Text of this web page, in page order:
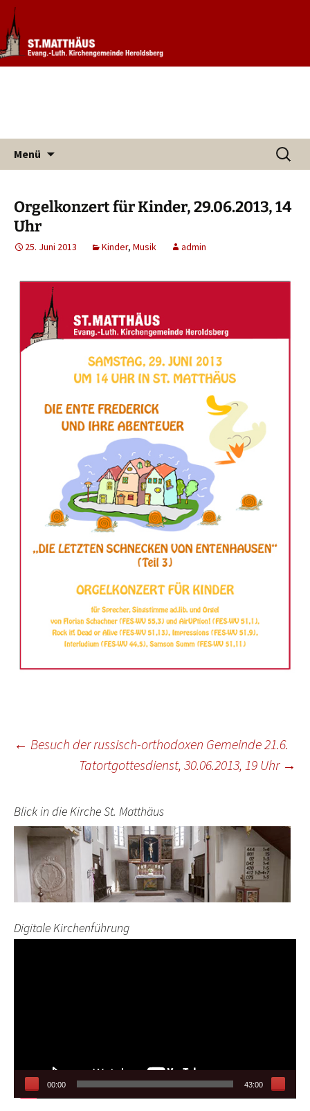
Evang. Kirchengemeinde St.
Matthäus Heroldsberg
Informationen rund um unsere
Kirchengemeinde
Menü
Suchen
nach:
Orgelkonzert für Kinder, 29.06.2013, 14
Uhr
25. Juni 2013 Kinder, Musik admin
Beitragsnavigation
← Besuch der russisch-orthodoxen Gemeinde 21.6.
Tatortgottesdienst, 30.06.2013, 19 Uhr →
Blick in die Kirche St. Matthäus
Digitale Kirchenführung
00:00 43:00